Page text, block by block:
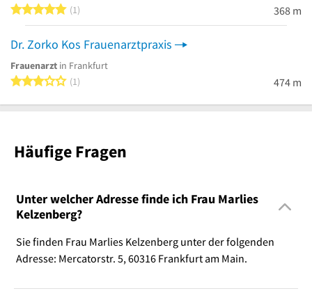
5 von 5 Sternen
1 368 m
Dr. Zorko Kos Frauenarztpraxis
Frauenarzt in Frankfurt
3 von 5 Sternen
1 474 m
Häufige Fragen
Unter welcher Adresse finde ich Frau Marlies
Kelzenberg?
Sie finden Frau Marlies Kelzenberg unter der folgenden
Adresse: Mercatorstr. 5, 60316 Frankfurt am Main.